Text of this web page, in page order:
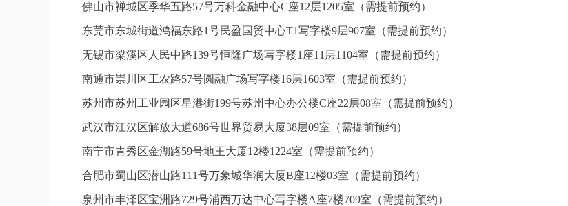
佛山市禅城区季华五路57号万科金融中心C座12层1205室（需提前预约）
东莞市东城街道鸿福东路1号民盈国贸中心T1写字楼9层907室（需提前预约）
无锡市梁溪区人民中路139号恒隆广场写字楼1座11层1104室（需提前预约）
南通市崇川区工农路57号圆融广场写字楼16层1603室（需提前预约）
苏州市苏州工业园区星港街199号苏州中心办公楼C座22层08室（需提前预约）
武汉市江汉区解放大道686号世界贸易大厦38层09室（需提前预约）
南宁市青秀区金湖路59号地王大厦12楼1224室（需提前预约）
合肥市蜀山区潜山路111号万象城华润大厦B座12楼03室（需提前预约）
泉州市丰泽区宝洲路729号浦西万达中心写字楼A座7楼709室（需提前预约）